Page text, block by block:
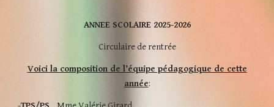
ANNEE SCOLAIRE 2025-2026
Circulaire de rentrée
Voici la composition de l’équipe pédagogique de cette
année: